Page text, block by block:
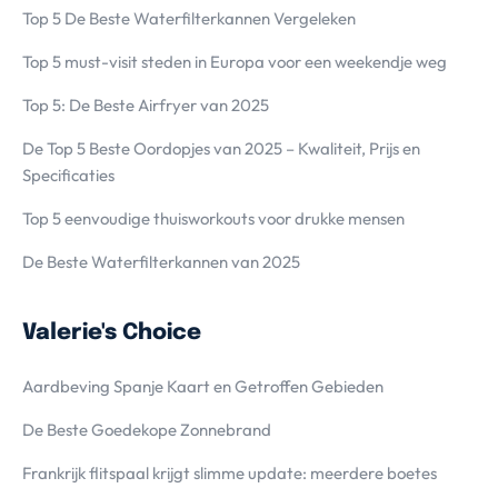
Top 5 De Beste Waterfilterkannen Vergeleken
Top 5 must-visit steden in Europa voor een weekendje weg
Top 5: De Beste Airfryer van 2025
De Top 5 Beste Oordopjes van 2025 – Kwaliteit, Prijs en
Specificaties
Top 5 eenvoudige thuisworkouts voor drukke mensen
De Beste Waterfilterkannen van 2025
Valerie's Choice
Aardbeving Spanje Kaart en Getroffen Gebieden
De Beste Goedekope Zonnebrand
Frankrijk flitspaal krijgt slimme update: meerdere boetes